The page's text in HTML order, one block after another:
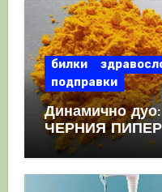
билки
подправки
Динамично
ЧЕРНИЯ ПИПЕР
комбинация